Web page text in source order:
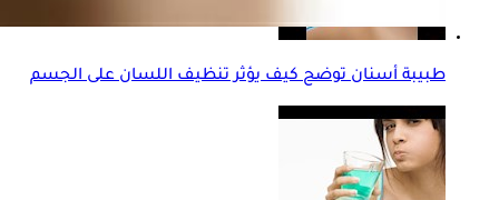
طبيبة أسنان توضح كيف يؤثر تنظيف اللسان على الجسم